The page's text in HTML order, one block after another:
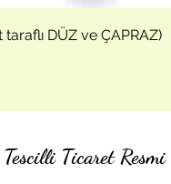
DÜZ ve ÇAPRAZ)
Ticaret